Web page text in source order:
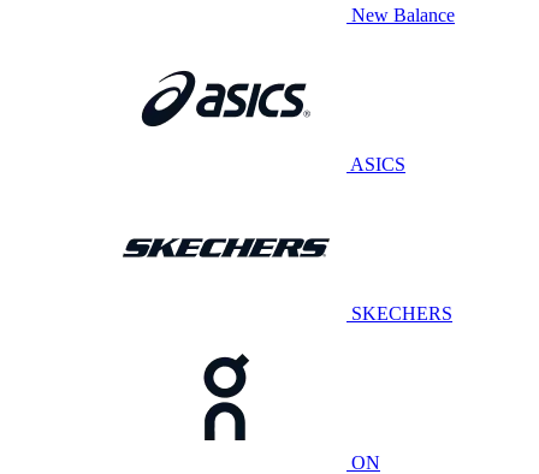
New Balance
ASICS
SKECHERS
ON